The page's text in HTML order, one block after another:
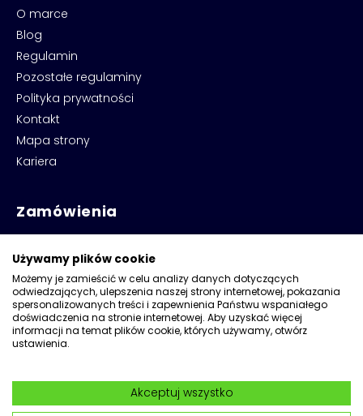
O marce
Blog
Regulamin
Pozostałe regulaminy
Polityka prywatności
Kontakt
Mapa strony
Kariera
Zamówienia
Reklamacje i zwroty
Formy płatności i dostawy
PayPo
Raty PayU
Pytania i odpowiedzi
Używamy plików cookie
Możemy je zamieścić w celu analizy danych dotyczących
odwiedzających, ulepszenia naszej strony internetowej, pokazania
spersonalizowanych treści i zapewnienia Państwu wspaniałego
doświadczenia na stronie internetowej. Aby uzyskać więcej
informacji na temat plików cookie, których używamy, otwórz
ustawienia.
Akceptuj wszystko